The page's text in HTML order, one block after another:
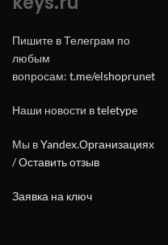
Пишите в Телеграм по
любым
вопросам: t.me/elshoprunet
Наши новости вteletype
Мы вYandex.Организациях
/Оставить отзыв
Заявка на ключ